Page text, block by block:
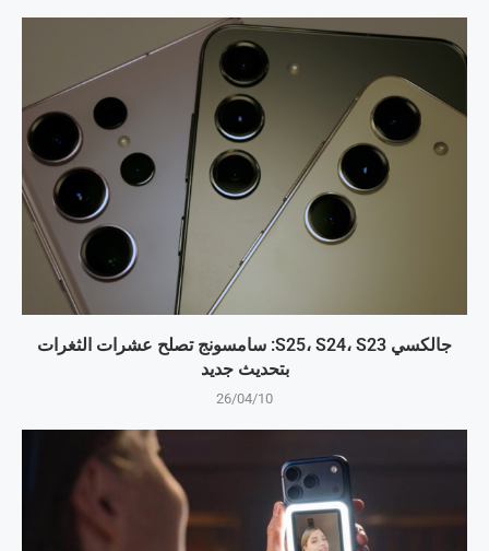
جالكسي S25، S24، S23: سامسونج تصلح عشرات الثغرات
بتحديث جديد
26/04/10